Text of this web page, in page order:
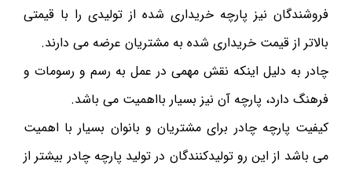
فروشندگان نیز پارچه خریداری شده از تولیدی را با قیمتی
بالاتر از قیمت خریداری شده به مشتریان عرضه می دارند.
چادر به دلیل اینکه نقش مهمی در عمل به رسم و رسومات و
فرهنگ دارد، پارچه آن نیز بسیار بااهمیت می باشد.
کیفیت پارچه چادر برای مشتریان و بانوان بسیار با اهمیت
می باشد از این رو تولیدکنندگان در تولید پارچه چادر بیشتر از